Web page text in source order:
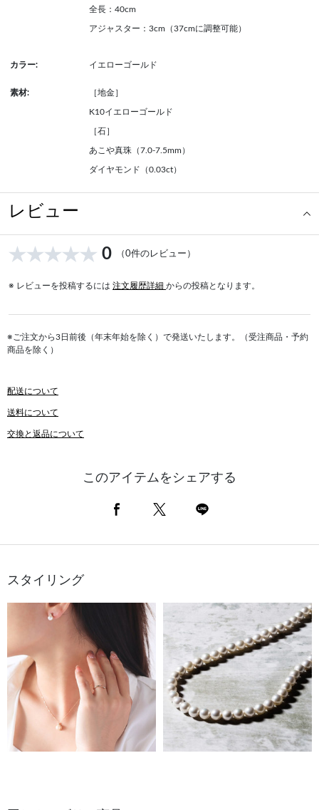
全長：40cm
アジャスター：3cm（37cmに調整可能）
カラー: イエローゴールド
素材: ［地金］
K10イエローゴールド
［石］
あこや真珠（7.0-7.5mm）
ダイヤモンド（0.03ct）
レビュー
0 （0件のレビュー）
※ レビューを投稿するには 注文履歴詳細 からの投稿となります。
※ご注文から3日前後（年末年始を除く）で発送いたします。（受注商品・予約
商品を除く）
配送について
送料について
交換と返品について
このアイテムをシェアする
スタイリング